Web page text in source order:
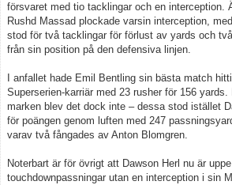
försvaret med tio tacklingar och en interception.
Rushd Massad plockade varsin interception,
stod för två tacklingar för förlust av yards och
från sin position på den defensiva linjen.
I anfallet hade Emil Bentling sin bästa match
Superserien-karriär med 23 rusher för 156
marken blev det dock inte – dessa stod istället
för poängen genom luften med 247
varav två fångades av Anton Blomgren.
Noterbart är för övrigt att Dawson Herl nu är
touchdownpassningar utan en interception i sin